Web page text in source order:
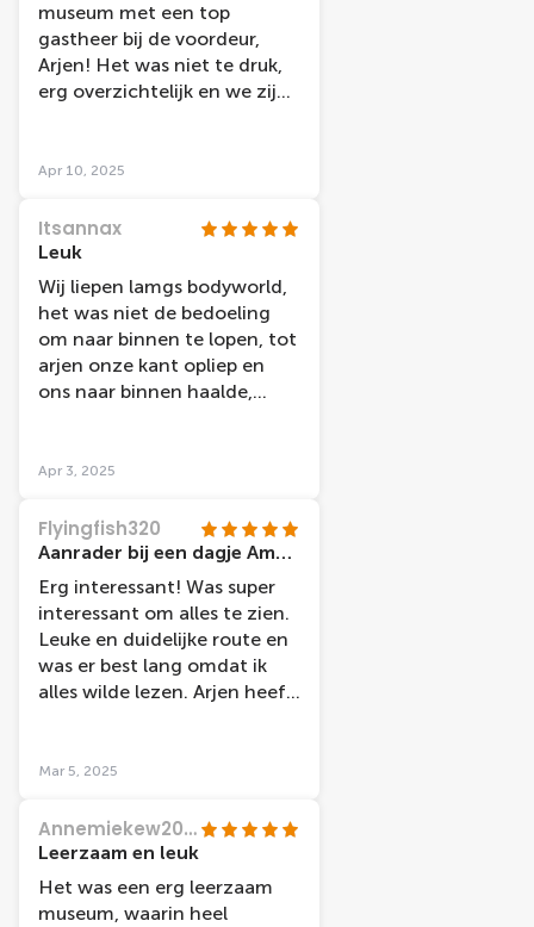
museum met een top
gastheer bij de voordeur,
Arjen! Het was niet te druk,
erg overzichtelijk en we zijn
Apr 10, 2025
Itsannax
Leuk
Wij liepen lamgs bodyworld,
het was niet de bedoeling
om naar binnen te lopen, tot
arjen onze kant opliep en
ons naar binnen haalde,
Apr 3, 2025
Flyingfish320
Aanrader bij een dagje Amsterdam.
Erg interessant! Was super
interessant om alles te zien.
Leuke en duidelijke route en
was er best lang omdat ik
alles wilde lezen. Arjen heeft
museumtripje nog
gemaakt! Aanrader bij een
dagje Amsterdam.
Mar 5, 2025
Annemiekew2025
Leerzaam en leuk
Het was een erg leerzaam
museum, waarin heel